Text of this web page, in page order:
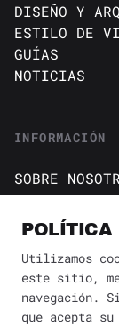
DISEÑO Y
ESTILO DE
GUÍAS
NOTICIAS
INFORMACIÓN
SOBRE
CONTACTO
Política de
POLÍTICA
Utilizamos
este sitio,
navegación.
que acepta